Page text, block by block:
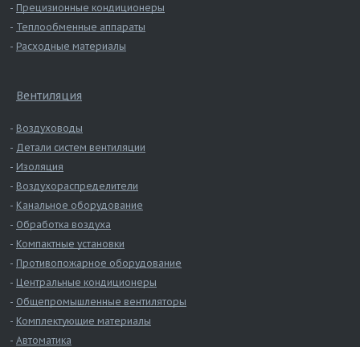
Прецизионные кондиционеры
Теплообменные аппараты
Расходные материалы
Вентиляция
Воздуховоды
Детали систем вентиляции
Изоляция
Воздухораспределители
Канальное оборудование
Обработка воздуха
Компактные установки
Противопожарное оборудование
Центральные кондиционеры
Общепромышленные вентиляторы
Комплектующие материалы
Автоматика